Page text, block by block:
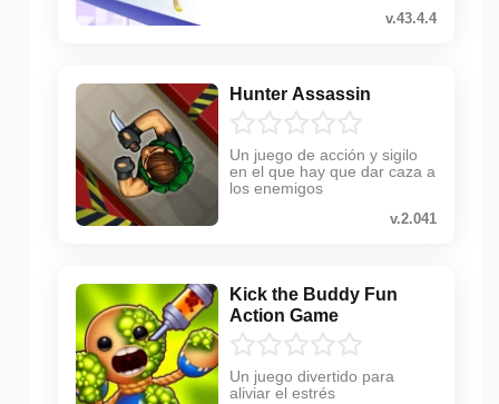
v.43.4.4
Hunter Assassin
Un juego de acción y sigilo
en el que hay que dar caza a
los enemigos
v.2.041
Kick the Buddy Fun
Action Game
Un juego divertido para
aliviar el estrés